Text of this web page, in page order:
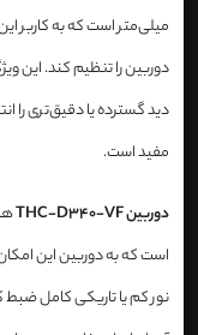
میلی‌متر است که به کاربر
دوربین را تنظیم کند. این
دید گسترده یا دقیق‌تری را
مفید است.
دوربین THC-D340-VF
است که به دوربین این